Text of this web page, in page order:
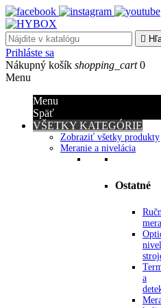

Prihláste sa
Nákupný košík shopping_cart 0
Menu
Menu
Späť
VŠETKY KATEGÓRIE
Zobraziť všetky produkty
Meranie a nivelácia
Ostatné
a